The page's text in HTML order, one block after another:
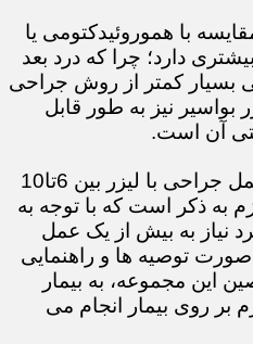
با هموروئیدکتومی یا
دارد؛ چرا که درد بعد
بسیار کمتر از روش جراحی
نیز به طور قابل
آن است.
بسته به نوع هموروئید هر عمل جراحی با لیزر بین 6تا10
به ذکر است که با توجه به
نیاز به بیش از یک عمل
توصیه ها و راهنمایی
این مجموعه، به بیمار
بر روی بیمار انجام می